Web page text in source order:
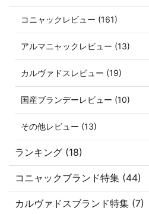
コニャックレビュー (161)
アルマニャックレビュー (13)
カルヴァドスレビュー (19)
国産ブランデーレビュー (10)
その他レビュー (13)
ランキング (18)
コニャックブランド特集 (44)
カルヴァドスブランド特集 (7)